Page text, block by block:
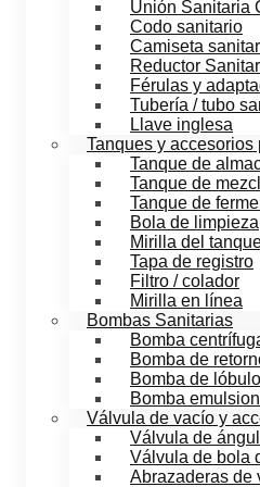
Unión Sanitaria
Codo sanitario
Camiseta
Reductor
Férulas y
Tubería / tubo
Llave inglesa
Tanques y accesorios
Tanque de
Tanque de
Tanque de
Bola de limpieza
Mirilla del
Tapa de registro
Filtro / colador
Mirilla en línea
Bombas Sanitarias
Bomba
Bomba de
Bomba de
Bomba
Válvula de vacío y
Válvula de
Válvula de bola
Abrazaderas de